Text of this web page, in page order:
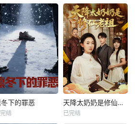
冬下的罪恶
结
天降太奶奶是修仙老祖
已完结